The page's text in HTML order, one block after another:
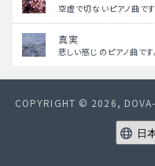
空虚で切ないピアノ曲で
真実
悲しい感じのピアノ曲で
COPYRIGHT © 2026, DOVA-